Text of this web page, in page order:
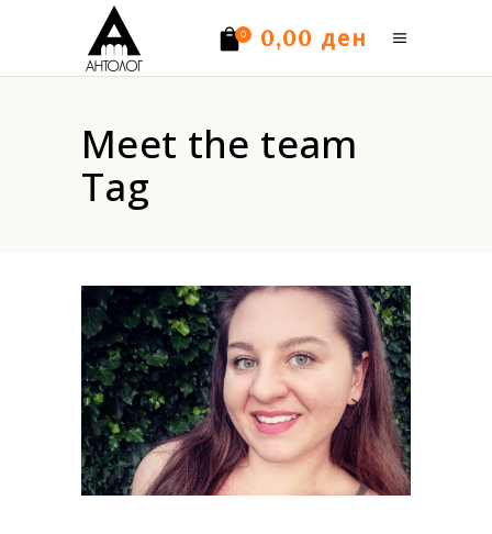
0 0,00 ден
Meet the team
Tag